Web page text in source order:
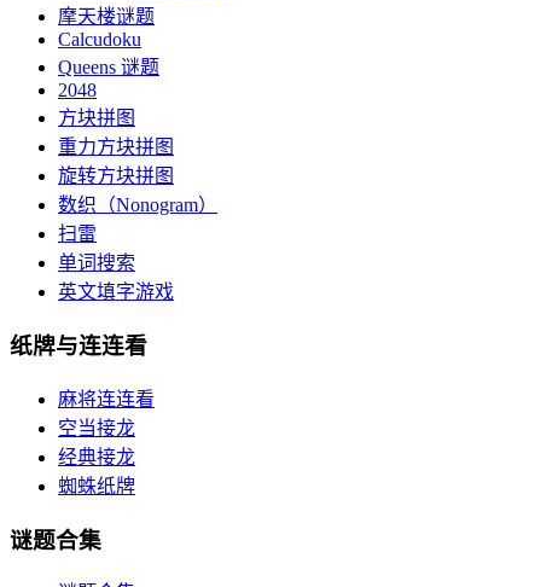
摩天楼谜题
Calcudoku
Queens 谜题
2048
方块拼图
重力方块拼图
旋转方块拼图
数织（Nonogram）
扫雷
单词搜索
英文填字游戏
纸牌与连连看
麻将连连看
空当接龙
经典接龙
蜘蛛纸牌
谜题合集